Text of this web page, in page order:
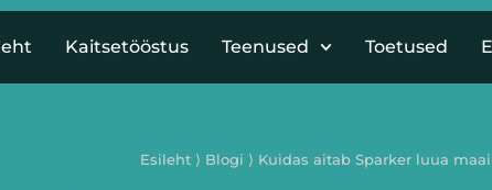
Kaitsetööstus Teenused Toetused
Esileht ⟩ Blogi ⟩ Kuidas aitab Sparker luua